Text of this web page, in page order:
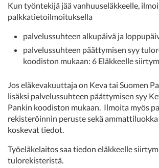
Kun työntekijä jää vanhuuseläkkeelle,
palkkatietoilmoituksella
palvelussuhteen alkupäivä ja
palvelussuhteen päättymisen syy
koodiston mukaan: 6 Eläkkeelle
Jos eläkevakuuttaja on Keva tai Suomen
lisäksi palvelussuhteen päättymisen syy
Pankin koodiston mukaan. Ilmoita myös
rekisteröinnin peruste sekä
koskevat tiedot.
Työeläkelaitos saa tiedon eläkkeelle
tulorekisteristä.